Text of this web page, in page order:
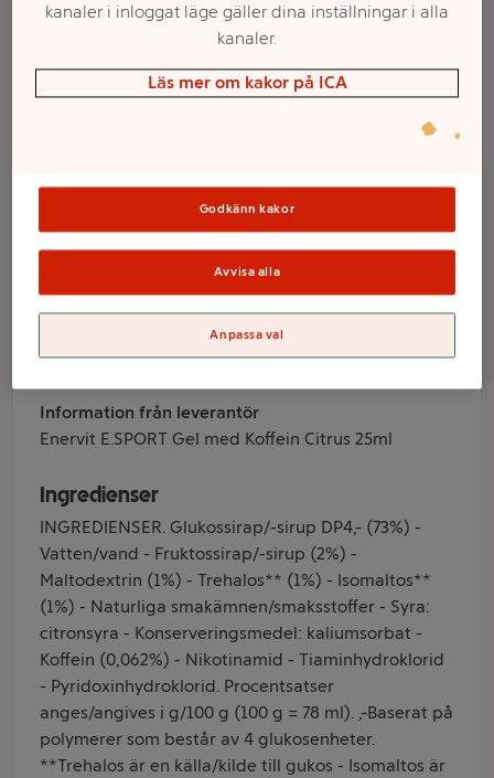
Energitillskott Gel
competition
Enervit
Varumärke
Information från leverantör
Enervit E.SPORT Gel med Koffein Citrus 25ml
Ingredienser
INGREDIENSER. Glukossirap/-sirup DP4∆ (73%) -
Vatten/vand - Fruktossirap/-sirup (2%) -
Maltodextrin (1%) - Trehalos** (1%) - Isomaltos**
(1%) - Naturliga smakämnen/smaksstoffer - Syra:
citronsyra - Konserveringsmedel: kaliumsorbat -
Koffein (0,062%) - Nikotinamid - Tiaminhydroklorid
- Pyridoxinhydroklorid. Procentsatser
anges/angives i g/100 g (100 g = 78 ml). ∆Baserat på
polymerer som består av 4 glukosenheter.
**Trehalos är en källa/kilde till gukos - Isomaltos är
kanaler i inloggat läge gäller dina inställningar i alla
kanaler.
Läs mer om kakor på ICA
Godkänn kakor
Avvisa alla
Anpassa val